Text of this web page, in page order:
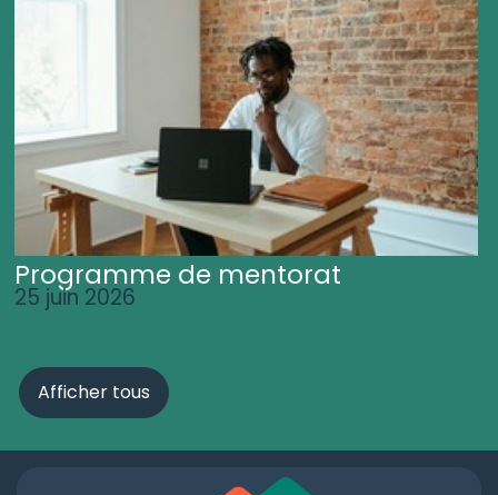
Programme de mentorat
25 juin 2026
Afficher tous